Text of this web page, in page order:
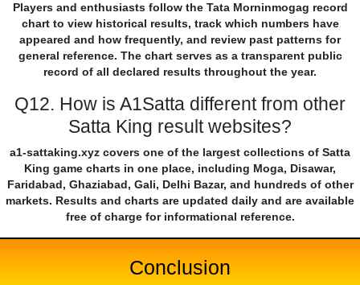
Players and enthusiasts follow the Tata Morninmogag record
chart to view historical results, track which numbers have
appeared and how frequently, and review past patterns for
general reference. The chart serves as a transparent public
record of all declared results throughout the year.
Q12. How is A1Satta different from other
Satta King result websites?
a1-sattaking.xyz covers one of the largest collections of Satta
King game charts in one place, including Moga, Disawar,
Faridabad, Ghaziabad, Gali, Delhi Bazar, and hundreds of other
markets. Results and charts are updated daily and are available
free of charge for informational reference.
Conclusion